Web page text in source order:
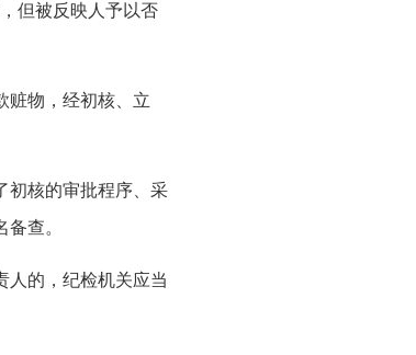
但被反映人予以否
赃物，经初核、立
初核的审批程序、采
查。
人的，纪检机关应当